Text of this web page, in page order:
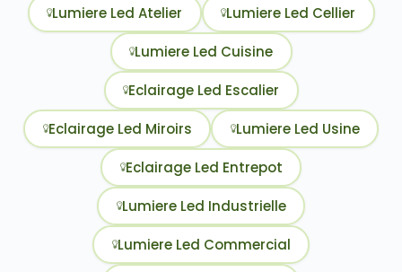
Lumiere Led Atelier Lumiere Led Cellier
Lumiere Led Cuisine
Eclairage Led Escalier
Eclairage Led Miroirs Lumiere Led Usine
Eclairage Led Entrepot
Lumiere Led Industrielle
Lumiere Led Commercial